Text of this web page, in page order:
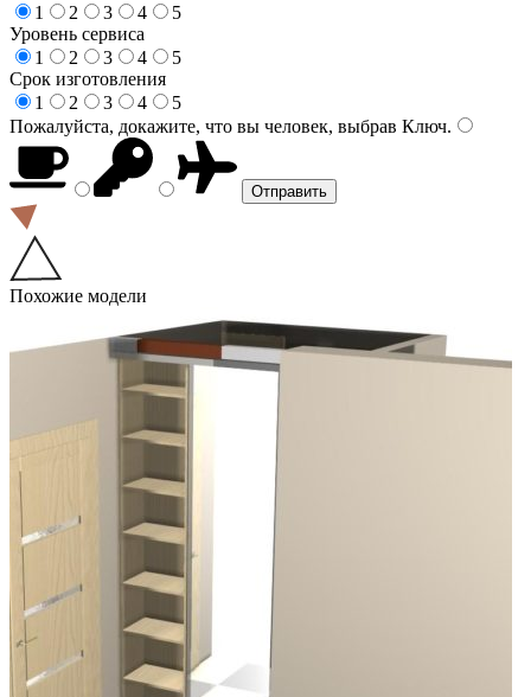
1
2 3 4
5
Уровень сервиса
1
2 3 4
5
Срок изготовления
1
2 3 4
5
Пожалуйста, докажите, что вы человек, выбрав Ключ.
Похожие модели